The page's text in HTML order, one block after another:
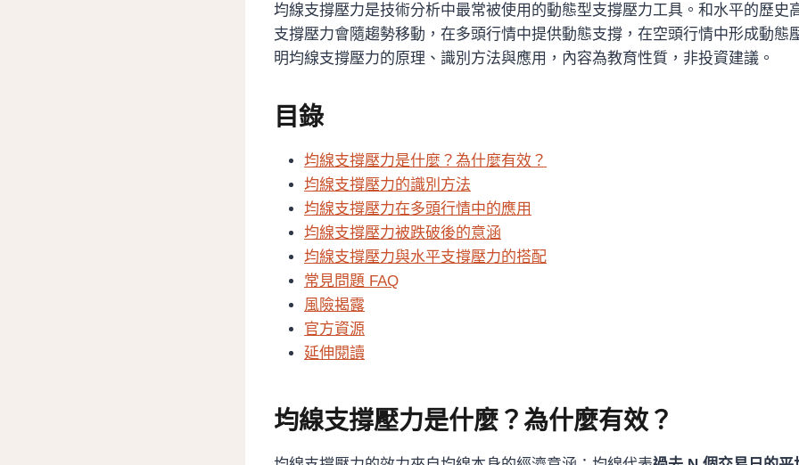
均線支撐壓力是技術分析中最常被使用的動態型支撐壓力工具。和水平的歷史
支撐壓力會隨趨勢移動，在多頭行情中提供動態支撐，在空頭行情中形成動態
明均線支撐壓力的原理、識別方法與應用，內容為教育性質，非投資建議。
目錄
均線支撐壓力是什麼？為什麼有效？
均線支撐壓力的識別方法
均線支撐壓力在多頭行情中的應用
均線支撐壓力被跌破後的意涵
均線支撐壓力與水平支撐壓力的搭配
常見問題 FAQ
風險揭露
官方資源
延伸閱讀
均線支撐壓力是什麼？為什麼有效？